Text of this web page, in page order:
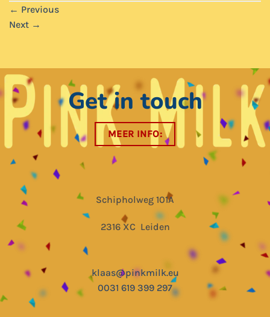
← Previous
Next →
Get in touch
MEER INFO:
Schipholweg 101A
2316 XC Leiden
klaas@pinkmilk.eu
0031 619 399 297